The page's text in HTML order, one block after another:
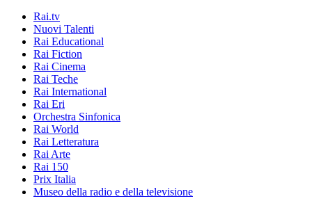
Rai.tv
Nuovi Talenti
Rai Educational
Rai Fiction
Rai Cinema
Rai Teche
Rai International
Rai Eri
Orchestra Sinfonica
Rai World
Rai Letteratura
Rai Arte
Rai 150
Prix Italia
Museo della radio e della televisione